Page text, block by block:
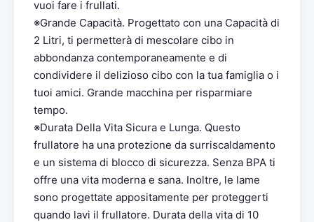
vuoi fare i frullati.
※Grande Capacità. Progettato con una Capacità di
2 Litri, ti permetterà di mescolare cibo in
abbondanza contemporaneamente e di
condividere il delizioso cibo con la tua famiglia o i
tuoi amici. Grande macchina per risparmiare
tempo.
※Durata Della Vita Sicura e Lunga. Questo
frullatore ha una protezione da surriscaldamento
e un sistema di blocco di sicurezza. Senza BPA ti
offre una vita moderna e sana. Inoltre, le lame
sono progettate appositamente per proteggerti
quando lavi il frullatore. Durata della vita di 10